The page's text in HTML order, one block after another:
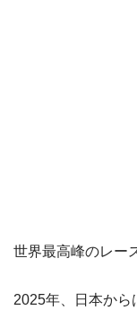
世界最高峰のレー
2025年、日本から